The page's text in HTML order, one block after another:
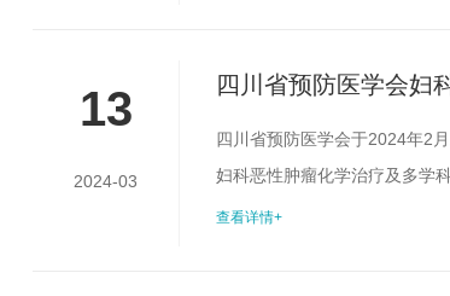
13
2024-03
四川省预防医学会妇
疗及多学科综合治疗
四川省预防医学会于2024年2
妇科恶性肿瘤化学治疗及多学
13日由三位专家完成评定工作
查看详情+